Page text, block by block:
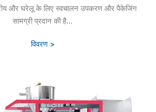
और घरेलू के लिए स्वचालन उपकरण और पैकेजिंग
सामग्री प्रदान की है...
विवरण >